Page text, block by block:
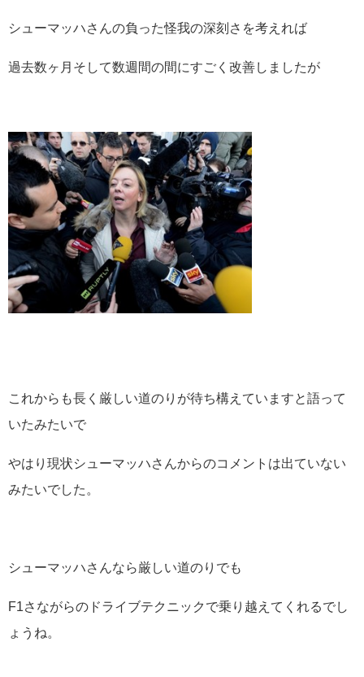
シューマッハさんの負った怪我の深刻さを考えれば
過去数ヶ月そして数週間の間にすごく改善しましたが
これからも長く厳しい道のりが待ち構えていますと語って
いたみたいで
やはり現状シューマッハさんからのコメントは出ていない
みたいでした。
シューマッハさんなら厳しい道のりでも
F1さながらのドライブテクニックで乗り越えてくれるでし
ょうね。